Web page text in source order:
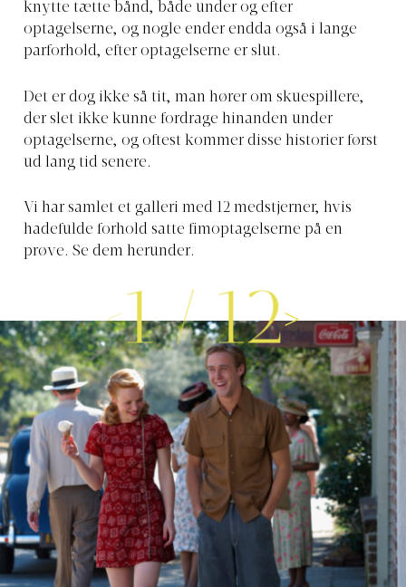
knytte tætte bånd, både under og efter
optagelserne, og nogle ender endda også i lange
parforhold, efter optagelserne er slut.
Det er dog ikke så tit, man hører om skuespillere,
der slet ikke kunne fordrage hinanden under
optagelserne, og oftest kommer disse historier først
ud lang tid senere.
Vi har samlet et galleri med 12 medstjerner, hvis
hadefulde forhold satte fimoptagelserne på en
prøve. Se dem herunder.
1/12